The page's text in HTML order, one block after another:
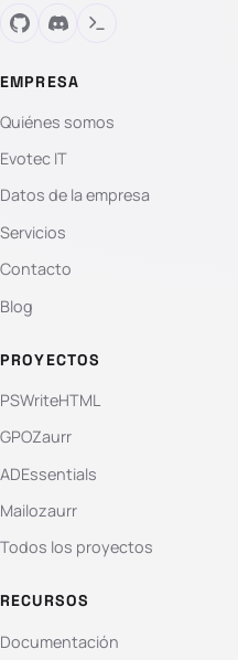
EMPRESA
Quiénes somos
Evotec IT
Datos de la empresa
Servicios
Contacto
Blog
PROYECTOS
PSWriteHTML
GPOZaurr
ADEssentials
Mailozaurr
Todos los proyectos
RECURSOS
Documentación